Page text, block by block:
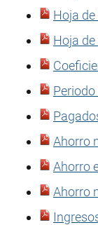
Hoja
Hoja
Ahorro
Ahorro
Ahorro